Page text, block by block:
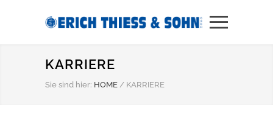
KARRIERE
Sie sind hier: HOME / KARRIERE